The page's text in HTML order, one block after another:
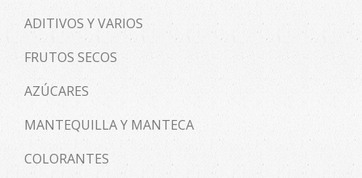
ADITIVOS Y VARIOS
FRUTOS SECOS
AZÚCARES
MANTEQUILLA Y MANTECA
COLORANTES